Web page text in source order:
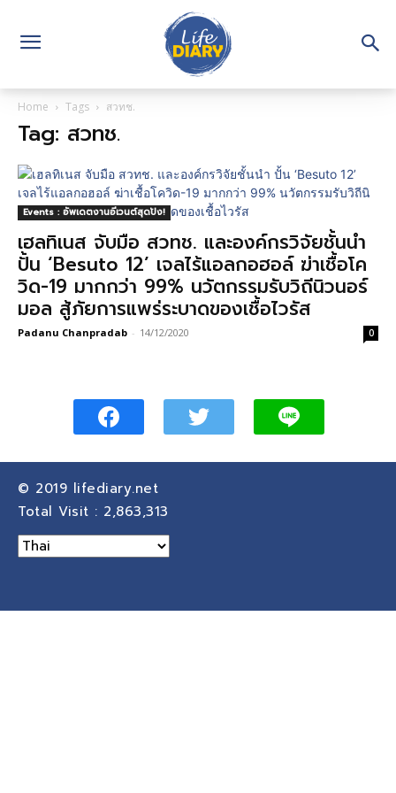
Home Tags สวทช.
Tag: สวทช.
Events : อัพเดตงานอีเวนต์สุดปัง!
เฮลทิเนส จับมือ สวทช. และองค์กรวิจัยชั้นนำ
ปั้น ‘Besuto 12’ เจลไร้แอลกอฮอล์ ฆ่าเชื้อโค
วิด-19 มากกว่า 99% นวัตกรรมรับวิถีนิวนอร์
มอล สู้ภัยการแพร่ระบาดของเชื้อไวรัส
Padanu Chanpradab - 14/12/2020 0
© 2019 lifediary.net
Total Visit : 2,863,313